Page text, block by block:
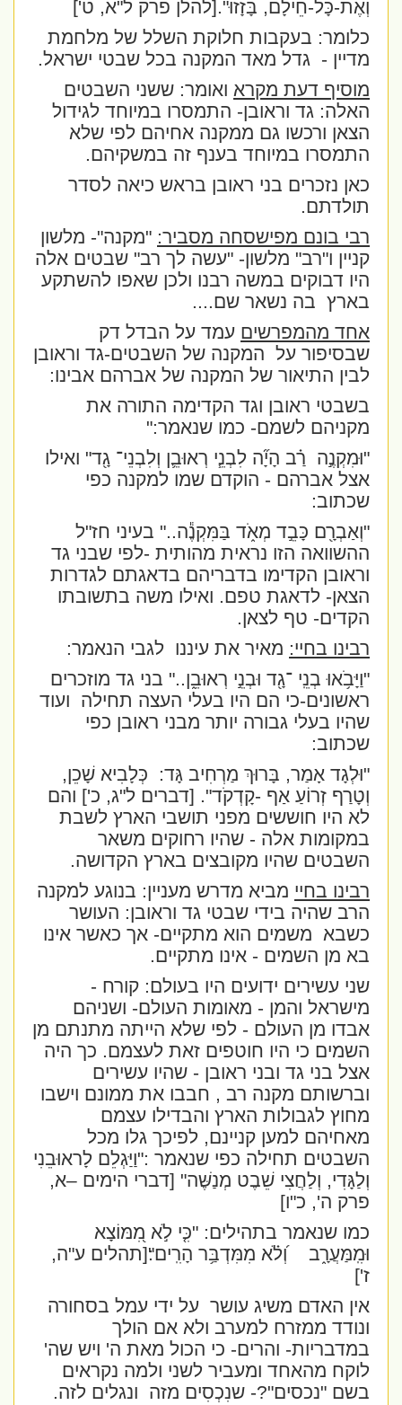
וְאֶת-כָּל-חֵילָם, בָּזָזוּ".[להלן פרק ל"א, ט']
כלומר: בעקבות חלוקת השלל של מלחמת
מדיין - גדל מאד המקנה בכל שבטי ישראל.
מוסיף דעת מקראואומר: ששני השבטים
האלה: גד וראובן- התמסרו במיוחד לגידול
הצאן ורכשו גם ממקנה אחיהם לפי שלא
התמסרו במיוחד בענף זה במשקיהם.
כאן נזכרים בני ראובן בראש כיאה לסדר
תולדתם.
רבי בונם מפישסחה מסביר:"מקנה"- מלשון
קניין ו"רב" מלשון- "עשה לך רב" שבטים אלה
היו דבוקים במשה רבנו ולכן שאפו להשתקע
בארץ בה נשאר שם....
אחד מהמפרשיםעמד על הבדל דק
שבסיפור על המקנה של השבטים-גד וראובן
לבין התיאור של המקנה של אברהם אבינו:
בשבטי ראובן וגד הקדימה התורה את
מקניהם לשמם- כמו שנאמר:"
"וּמִקְנֶ֣ה רַ֗ב הָיָ֞ה לִבְנֵ֧י רְאוּבֵ֛ן וְלִבְנֵי־ גָ֖ד"ואילו
אצל אברהם - הוקדם שמו למקנה כפי
שכתוב:
"וְאַבְרָ֖ם כָּבֵ֣ד מְאֹ֑ד בַּמִּקְנֶ֕ה.." בעיני חז"ל
ההשוואה הזו נראית מהותית -לפי שבני גד
וראובן הקדימו בדבריהם בדאגתם לגדרות
הצאן- לדאגת טפם. ואילו משה בתשובתו
הקדים- טף לצאן.
רבינו בחיי:מאיר את עיננו לגבי הנאמר:
"וַיָּבֹ֥אוּ בְנֵֽי ־גָ֖ד וּבְנֵ֣י רְאוּבֵ֑ן.." בני גד מוזכרים
ראשונים-כי הם היו בעלי העצה תחילה ועוד
שהיו בעלי גבורה יותר מבני ראובן כפי
שכתוב:
"וּלְגָד אָמַר, בָּרוּךְ מַרְחִיב גָּד: כְּלָבִיא שָׁכֵן,
וְטָרַף זְרוֹעַ אַף -קָדְקֹד".[דברים ל"ג, כ'] והם
לא היו חוששים מפני תושבי הארץ לשבת
במקומות אלה - שהיו רחוקים משאר
השבטים שהיו מקובצים בארץ הקדושה.
רבינו בחיימביא מדרש מעניין: בנוגע למקנה
הרב שהיה בידי שבטי גד וראובן: העושר
כשבא משמים הוא מתקיים- אך כאשר אינו
בא מן השמים - אינו מתקיים.
שני עשירים ידועים היו בעולם: קורח -
מישראל והמן - מאומות העולם- ושניהם
אבדו מן העולם - לפי שלא הייתה מתנתם מן
השמים כי היו חוטפים זאת לעצמם. כך היה
אצל בני גד ובני ראובן - שהיו עשירים
וברשותם מקנה רב , חבבו את ממונם וישבו
מחוץ לגבולות הארץ והבדילו עצמם
מאחיהם למען קניינם, לפיכך גלו מכל
השבטים תחילה כפי שנאמר :"וַיַּגְלֵם לָראוּבֵנִי
וְלַגָּדִי, וְלַחֲצִי שֵׁבֶט מְנַשֶּׁה"[דברי הימים –א,
פרק ה', כ"ו]
כמו שנאמר בתהילים:"כִּ֤י לֹ֣א מִ֭מּוֹצָא
וּמִֽמַּעֲרָ֑ב
וְ֝לֹ֗א מִמִּדְבַּ֥ר הָרִֽים"׃[תהלים ע"ה,
ז']
אין האדם משיג עושר על ידי עמל בסחורה
ונודד ממזרח למערב ולא אם הולך
במדבריות- והרים- כי הכול מאת ה' ויש שה'
לוקח מהאחד ומעביר לשני ולמה נקראים
בשם "נכסים"?- ש נִכְסִיםמזה ונגלים לזה.